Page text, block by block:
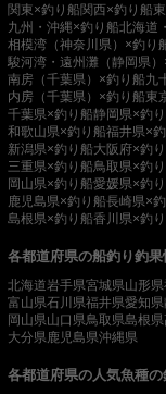
関東×釣り船関西×釣り船
九州・沖縄×釣り船北海道
相模湾（神奈川県）×釣り
駿河湾・遠州灘（静岡県
南房（千葉県）×釣り船九
内房（千葉県）×釣り船東
千葉県×釣り船静岡県×釣
和歌山県×釣り船福井県×
新潟県×釣り船大阪府×釣
三重県×釣り船鳥取県×釣
岡山県×釣り船愛媛県×釣
鹿児島県×釣り船長崎県×
島根県×釣り船香川県×釣
各都道府県の船釣り釣果
北海道岩手県宮城県山形県
富山県石川県福井県愛知県
岡山県山口県鳥取県島根県
大分県 鹿児島県沖縄県
各都道府県の人気魚種の